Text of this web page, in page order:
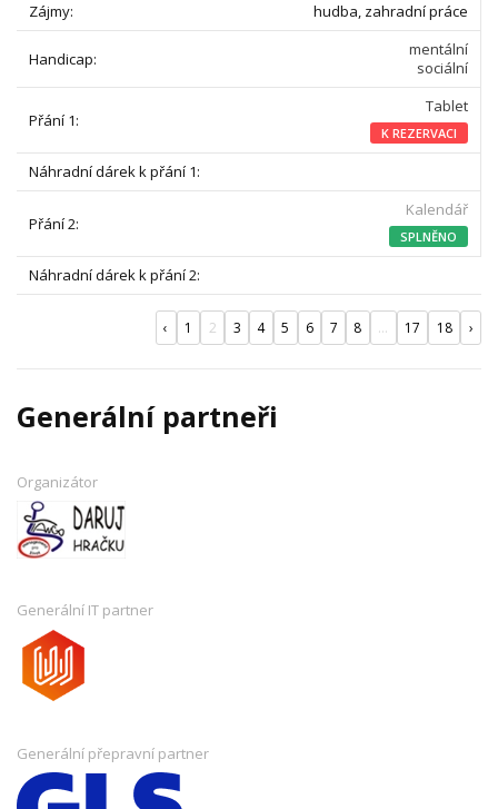
hudba, zahradní práce
mentální
sociální
Tablet
K REZERVACI
Kalendář
SPLNĚNO
‹ 1 2 3 4 5 6 7 8 ... 17 18 ›
Generální partneři
Organizátor
Generální IT partner
Generální přepravní partner